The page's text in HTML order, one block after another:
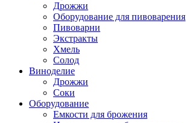
Дрожжи
Оборудование для пивоварения
Пивоварни
Экстракты
Хмель
Солод
Виноделие
Дрожжи
Соки
Оборудование
Емкости для брожения